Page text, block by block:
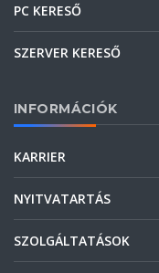
PC KERESŐ
SZERVER KERESŐ
INFORMÁCIÓK
KARRIER
NYITVATARTÁS
SZOLGÁLTATÁSOK